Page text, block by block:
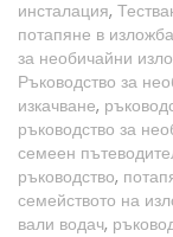
инсталация,
потапяне в
за необичайни
Ръководство за
изкачване,
ръководство за
семеен
ръководство,
семейството на
вали водач,